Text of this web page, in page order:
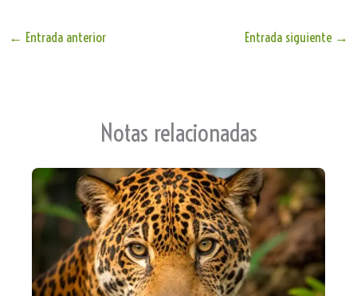
te
← Entrada anterior Entrada siguiente →
Notas relacionadas